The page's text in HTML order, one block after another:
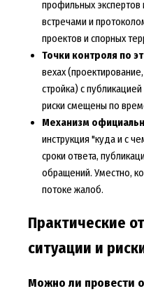
профильных экспертов
встречами и
проектов и спорных
Точки контроля по
вехах
стройка) с
риски смещены по
Механизм
инструкция "куда и с
сроки ответа,
обращений. Уместно,
потоке жалоб.
Практические
ситуации и
Можно ли провести